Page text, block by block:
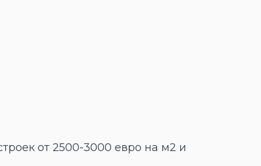
от 2500-3000 евро на м2 и